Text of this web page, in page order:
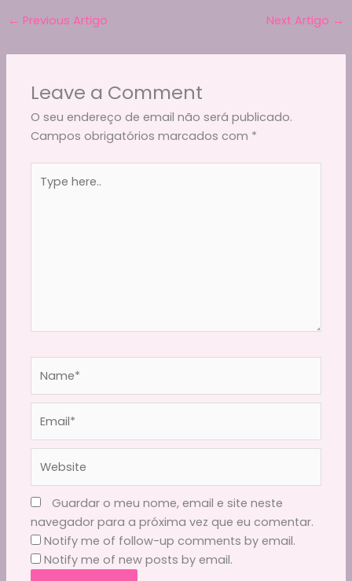
b
o
k
mp n
← Previous Artigo Next Artigo →
Leave a Comment
O seu endereço de email não será publicado.
Campos obrigatórios marcados com *
here..
Guardar o meu nome, email e site neste
navegador para a próxima vez que eu comentar.
Notify me of follow-up comments by email.
Notify me of new posts by email.